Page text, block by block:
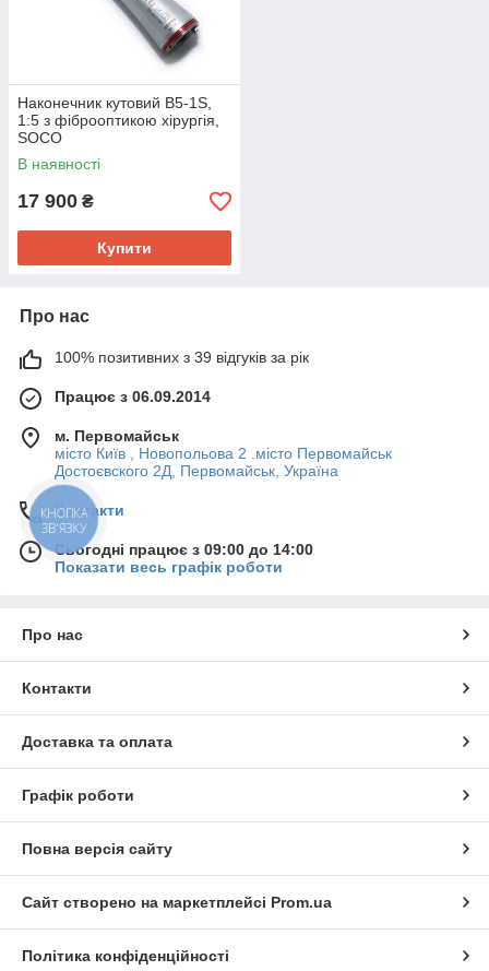
Наконечник кутовий B5-1S,
1:5 з фіброоптикою хірургія,
SOCO
В наявності
17 900 ₴
Купити
Про нас
100% позитивних з 39 відгуків за рік
Працює з 06.09.2014
м. Первомайськ
місто Київ , Новопольова 2 .місто Первомайськ
Достоєвского 2Д, Первомайськ, Україна
Контакти
Сьогодні працює з 09:00 до 14:00
Показати весь графік роботи
Про нас
Контакти
Доставка та оплата
Графік роботи
Повна версія сайту
Сайт створено на маркетплейсі Prom.ua
Політика конфіденційності
КНОПКА
ЗВ'ЯЗКУ